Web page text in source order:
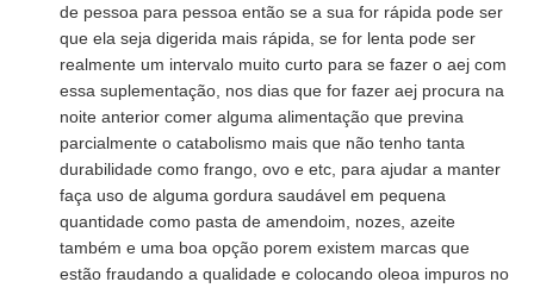
de pessoa para pessoa então se a sua for rápida pode ser
que ela seja digerida mais rápida, se for lenta pode ser
realmente um intervalo muito curto para se fazer o aej com
essa suplementação, nos dias que for fazer aej procura na
noite anterior comer alguma alimentação que previna
parcialmente o catabolismo mais que não tenho tanta
durabilidade como frango, ovo e etc, para ajudar a manter
faça uso de alguma gordura saudável em pequena
quantidade como pasta de amendoim, nozes, azeite
também e uma boa opção porem existem marcas que
estão fraudando a qualidade e colocando oleoa impuros no